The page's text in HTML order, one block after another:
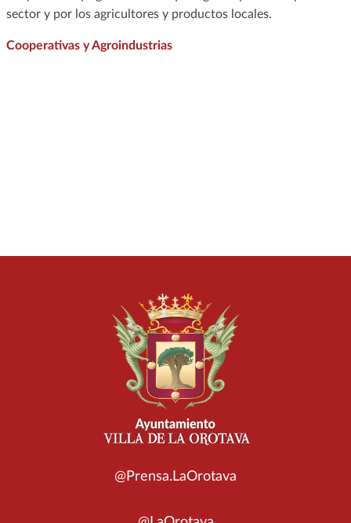
sector y por los agricultores y productos locales.
Cooperativas y Agroindustrias
@Prensa.LaOrotava